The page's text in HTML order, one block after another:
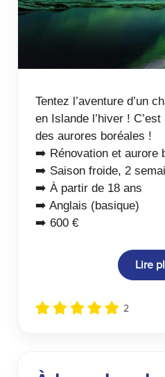
Tentez l’aventure d’un
en Islande l’hiver !
des aurores boréales !
➡️ Rénovation et aurore
➡️ Saison froide, 2
➡️ À partir de 18 ans
➡️ Anglais (basique)
➡️ 600 €
Lire
2